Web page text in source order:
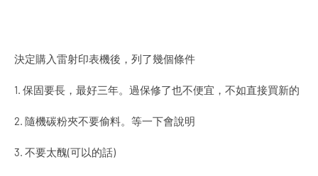
決定購入雷射印表機後，列了幾個條件
1. 保固要長，最好三年。過保修了也不便宜，不如直接買新的
2. 隨機碳粉夾不要偷料。等一下會說明
3. 不要太醜(可以的話)